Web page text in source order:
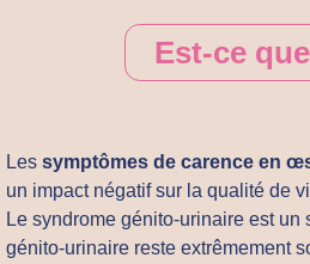
Est-ce
Les symptômes de carence en
un impact négatif sur la qualité de
Le syndrome génito-urinaire est
génito-urinaire reste extrêmement